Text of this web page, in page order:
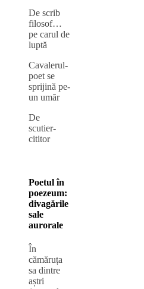
De scrib
filosof…
pe carul de
luptă
Cavalerul-
poet se
sprijină pe-
un umăr
De
scutier-
cititor
Poetul în
poezeum:
divagările
sale
aurorale
În
cămăruța
sa dintre
aștri